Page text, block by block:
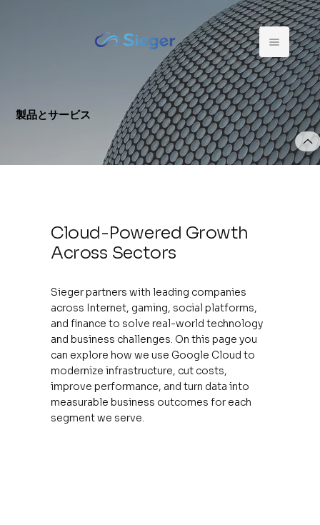
製品とサービス
Cloud-Powered Growth
Across Sectors
Sieger partners with leading companies
across Internet, gaming, social platforms,
and finance to solve real-world technology
and business challenges. On this page you
can explore how we use Google Cloud to
modernize infrastructure, cut costs,
improve performance, and turn data into
measurable business outcomes for each
segment we serve.